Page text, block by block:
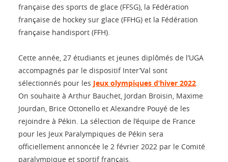
française des sports de glace (FFSG), la Fédération
française de hockey sur glace (FFHG) et la Fédération
française handisport (FFH).
Cette année, 27 étudiants et jeunes diplômés de l’UGA
accompagnés par le dispositif Inter’Val sont
sélectionnés pour les Jeux olympiques d’hiver 2022.
On souhaite à Arthur Bauchet, Jordan Broisin, Maxime
Jourdan, Brice Ottonello et Alexandre Pouyé de les
rejoindre à Pékin. La sélection de l’équipe de France
pour les Jeux Paralympiques de Pékin sera
officiellement annoncée le 2 février 2022 par le Comité
paralympique et sportif français.